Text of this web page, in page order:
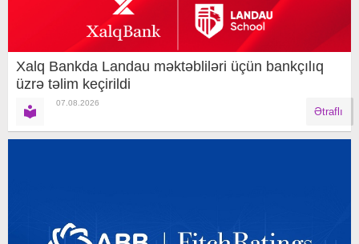
Xalq Bankda Landau məktəbliləri üçün bankçılıq
üzrə təlim keçirildi
07.08.2026
Ətraflı